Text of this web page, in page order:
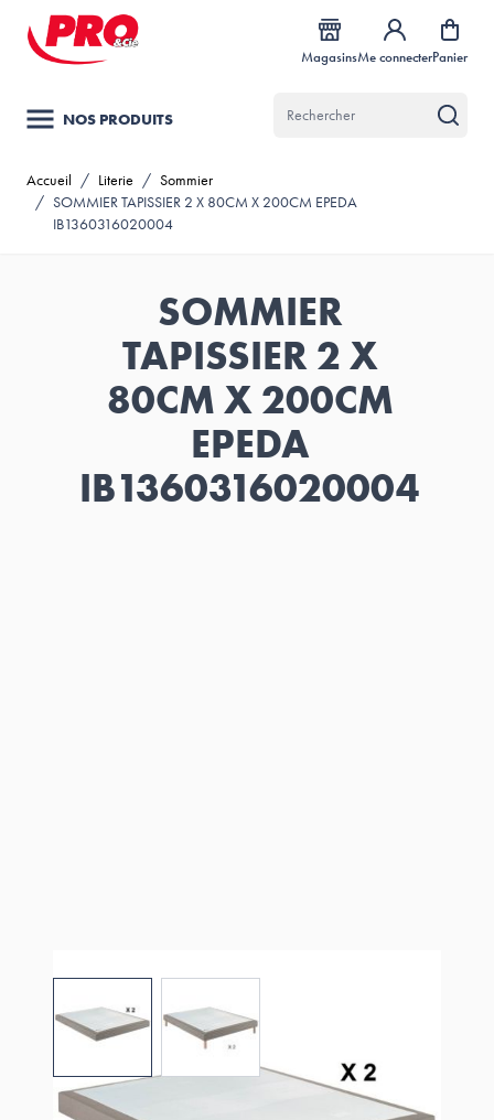
Allez au contenu
MagasinsMe connecterPanier
NOS PRODUITS
Accueil / Literie / Sommier
/ SOMMIER TAPISSIER 2 X 80CM X 200CM EPEDA
IB1360316020004
SOMMIER
TAPISSIER 2 X
80CM X 200CM
EPEDA
IB1360316020004
View larger imageView larger image